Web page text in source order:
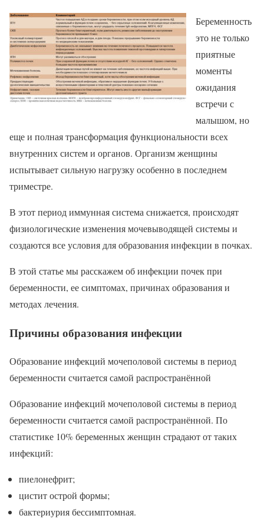
Беременность
это не только
приятные
моменты
ожидания
встречи с
малышом, но
еще и полная трансформация функциональности всех
внутренних систем и органов. Организм женщины
испытывает сильную нагрузку особенно в последнем
триместре.
В этот период иммунная система снижается, происходят
физиологические изменения мочевыводящей системы и
создаются все условия для образования инфекции в почках.
В этой статье мы расскажем об инфекции почек при
беременности, ее симптомах, причинах образования и
методах лечения.
Причины образования инфекции
Образование инфекций мочеполовой системы в период
беременности считается самой распространённой
Образование инфекций мочеполовой системы в период
беременности считается самой распространённой. По
статистике 10% беременных женщин страдают от таких
инфекций:
пиелонефрит;
цистит острой формы;
бактериурия бессимптомная.